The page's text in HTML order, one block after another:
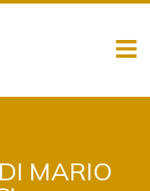
MARIO